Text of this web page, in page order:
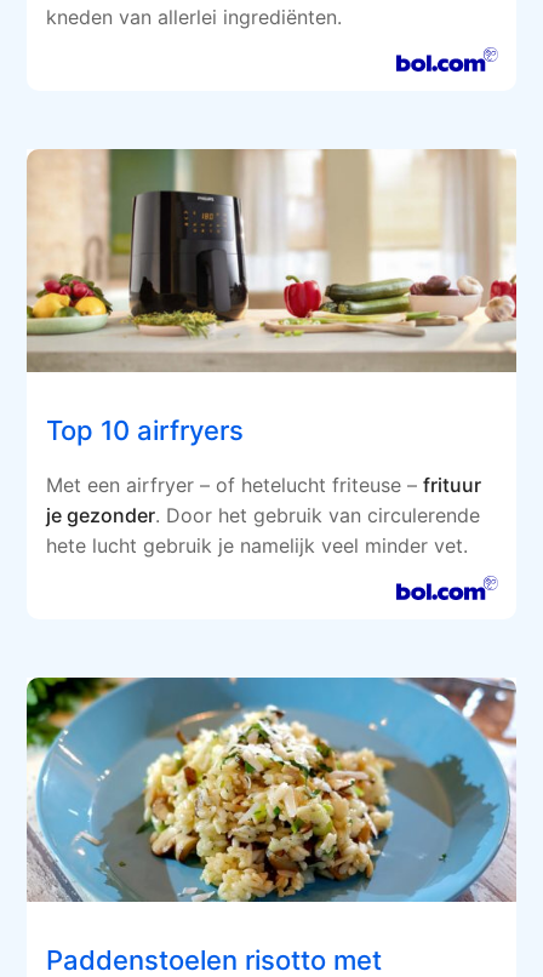
kneden van allerlei ingrediënten.
Top 10 airfryers
Met een airfryer – of hetelucht friteuse –frituur
je gezonder. Door het gebruik van circulerende
hete lucht gebruik je namelijk veel minder vet.
Paddenstoelen risotto met